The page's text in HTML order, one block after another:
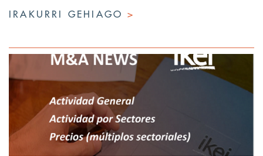
IRAKURRI GEHIAGO>